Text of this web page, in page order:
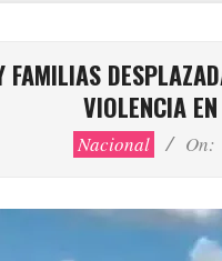
VIOLENCIA
Nacional On: